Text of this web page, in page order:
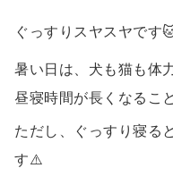
ぐっすりスヤスヤです
暑い日は、犬も猫も体
昼寝時間が長くなるこ
ただし、ぐっすり寝る
す⚠️